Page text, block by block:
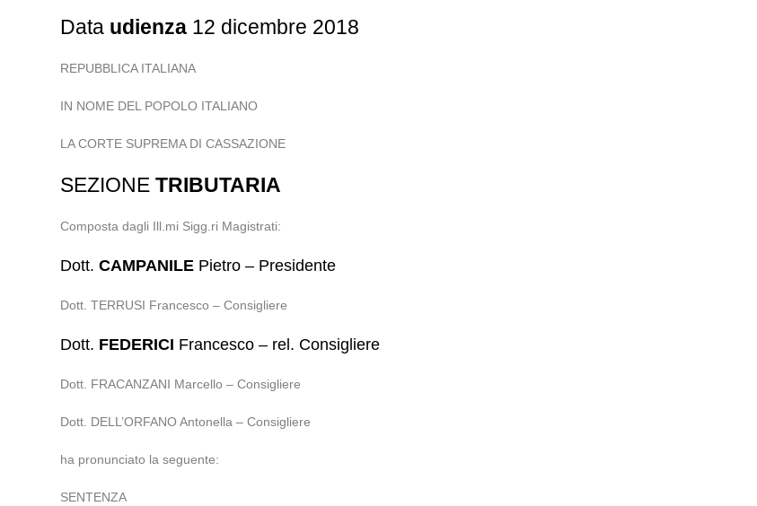
Data udienza 12 dicembre 2018
REPUBBLICA ITALIANA
IN NOME DEL POPOLO ITALIANO
LA CORTE SUPREMA DI CASSAZIONE
SEZIONETRIBUTARIA
Composta dagli Ill.mi Sigg.ri Magistrati:
Dott.CAMPANILE Pietro – Presidente
Dott. TERRUSI Francesco – Consigliere
Dott. FEDERICI Francesco – rel. Consigliere
Dott. FRACANZANI Marcello – Consigliere
Dott. DELL’ORFANO Antonella – Consigliere
ha pronunciato la seguente:
SENTENZA